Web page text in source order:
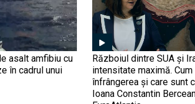
asalt amfibiu cu
în cadrul unui
Războiul dintre SUA și
intensitate maximă.
înfrângerea și care sunt
Ioana Constantin